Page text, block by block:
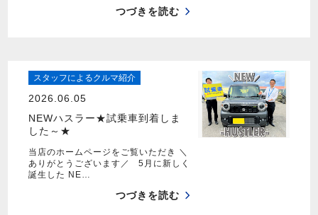
つづきを読む
スタッフによるクルマ紹介
2026.06.05
NEWハスラー★試乗車到着しま
した～★
当店のホームページをご覧いただき ＼
ありがとうございます／ 5月に新しく
誕生した NE…
つづきを読む